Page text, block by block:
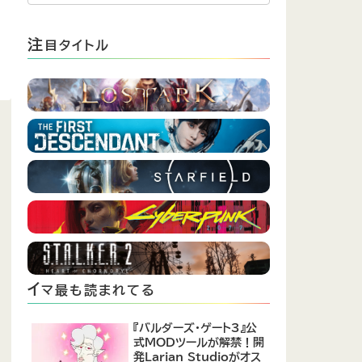
注 目タイトル
イマ最も読まれてる
『バルダーズ・ゲート3』公
式MODツールが解禁！開
発Larian Studioがオス